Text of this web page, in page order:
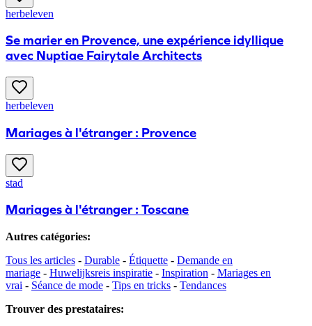
herbeleven
Se marier en Provence, une expérience idyllique
avec Nuptiae Fairytale Architects
herbeleven
Mariages à l'étranger : Provence
stad
Mariages à l'étranger : Toscane
Autres catégories:
Tous les articles - Durable - Étiquette - Demande en
mariage - Huwelijksreis inspiratie - Inspiration - Mariages en
vrai - Séance de mode - Tips en tricks - Tendances
Trouver des prestataires: